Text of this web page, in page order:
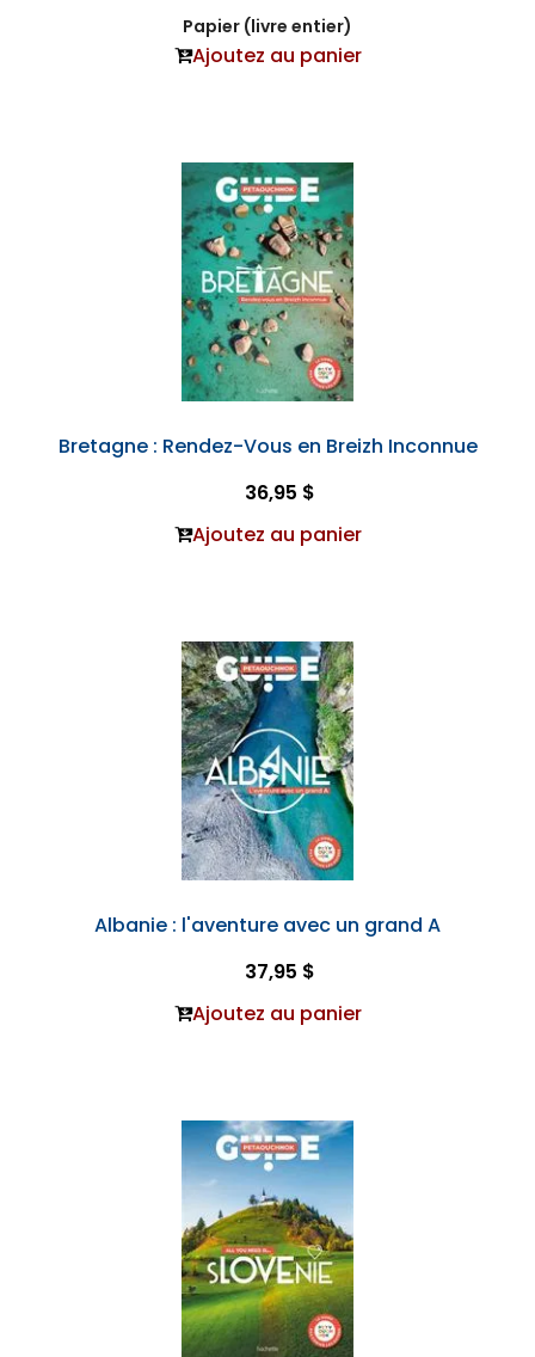
Papier (livre entier)
Ajoutez au panier
Bretagne : Rendez-Vous en Breizh Inconnue
36,95 $
Ajoutez au panier
Albanie : l'aventure avec un grand A
37,95 $
Ajoutez au panier